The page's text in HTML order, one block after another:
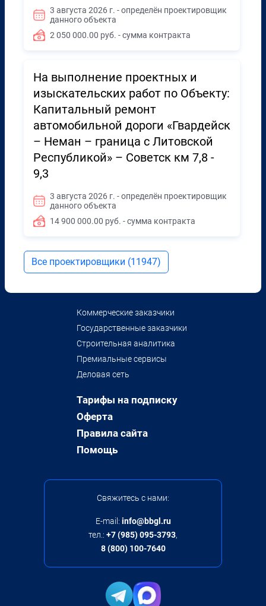
3 августа 2026 г. - определён проектировщик
данного объекта
2 050 000.00 руб. - сумма контракта
На выполнение проектных и
изыскательских работ по Объекту:
Капитальный ремонт
автомобильной дороги «Гвардейск
– Неман – граница с Литовской
Республикой» – Советск км 7,8 -
9,3
3 августа 2026 г. - определён проектировщик
данного объекта
14 900 000.00 руб. - сумма контракта
Все проектировщики (11947)
Коммерческие заказчики
Государственные заказчики
Строительная аналитика
Премиальные сервисы
Деловая сеть
Тарифы на подписку
Оферта
Правила сайта
Помощь
Свяжитесь с нами:
E-mail: info@bbgl.ru
тел.: +7 (985) 095-3793,
8 (800) 100-7640